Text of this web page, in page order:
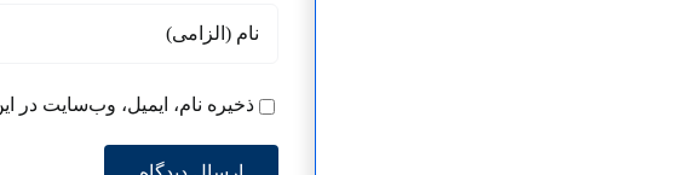
ذخیره نام، ایمیل، وب‌سایت در